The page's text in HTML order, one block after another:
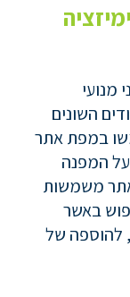
מנועי
השונים
במפת אתר
על המפנה
משמשות
באשר
להוספה של